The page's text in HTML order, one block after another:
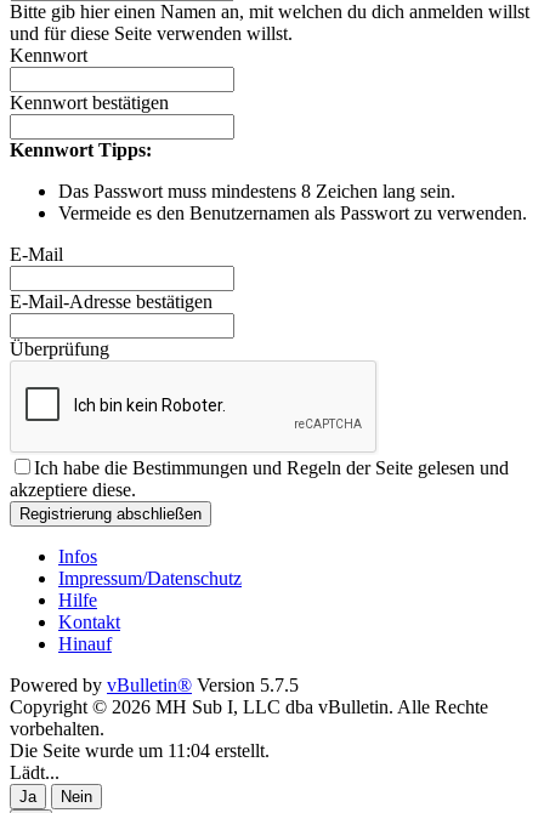
Bitte gib hier einen Namen an, mit welchen du dich anmelden willst
und für diese Seite verwenden willst.
Kennwort
Kennwort bestätigen
Kennwort Tipps:
Das Passwort muss mindestens 8 Zeichen lang sein.
Vermeide es den Benutzernamen als Passwort zu verwenden.
E-Mail
E-Mail-Adresse bestätigen
Überprüfung
Ich habe die Bestimmungen und Regeln der Seite gelesen und
akzeptiere diese.
Registrierung abschließen
Infos
Impressum/Datenschutz
Hilfe
Kontakt
Hinauf
Powered by vBulletin® Version 5.7.5
Copyright © 2026 MH Sub I, LLC dba vBulletin. Alle Rechte
vorbehalten.
Die Seite wurde um 11:04 erstellt.
Lädt...
Ja Nein